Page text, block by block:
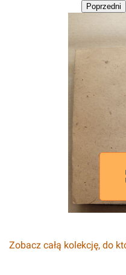
Zobacz całą kolekcję, do